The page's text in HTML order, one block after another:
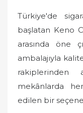
Türkiye'de
başlatan Keno
arasında öne
ambalajıyla
rakiplerinden
mekânlarda
edilen bir